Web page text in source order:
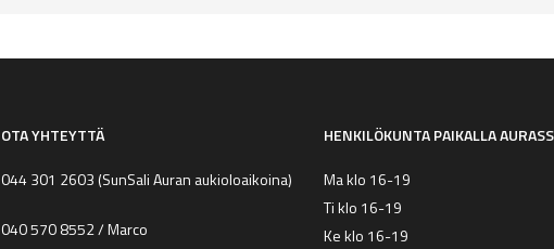
OTA YHTEYTTÄ
044 301 2603 (SunSali Auran aukioloaikoina)
040 570 8552/ Marco
HENKILÖKUNTA PAIKALLA
Ma klo 16-19
Ti klo 16-19
Ke klo 16-19